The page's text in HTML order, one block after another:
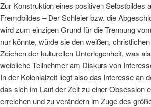
Zur Konstruktion eines positiven Selbstbildes
Fremdbildes – Der Schleier bzw. die
wird zum einzigen Grund für die Trennung
nur könnte, würde sie den weißen,
Zeichen der kulturellen Unterlegenheit, was
weibliche Teilnehmer am Diskurs von
In der Kolonialzeit liegt also das Interesse an
das sich im Lauf der Zeit zu einer Obsession
erreichen und zu verändern im Zuge des